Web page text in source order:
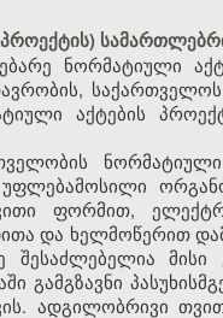
ნორმატიული
აქტების
უფლებამოსილი
ფორმით,
და ხელმოწერით
შესაძლებელია
გამგზავნი
ადგილობრივი